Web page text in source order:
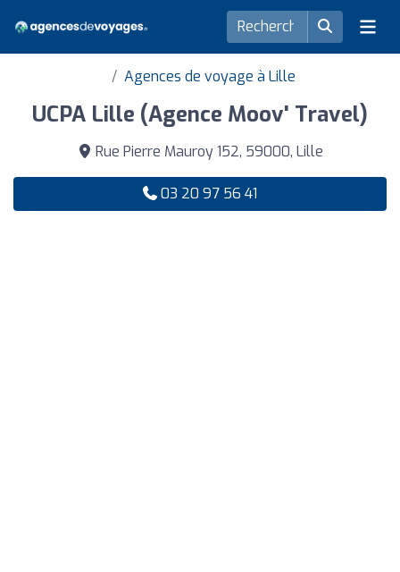
Agences de voyage à Lille
UCPA Lille (Agence Moov' Travel)
Rue Pierre Mauroy 152, 59000, Lille
03 20 97 56 41